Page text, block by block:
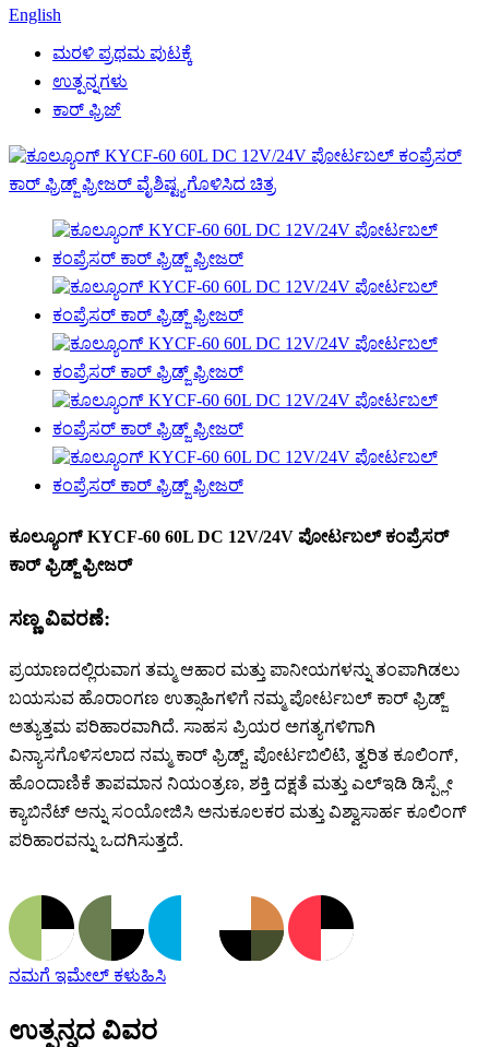
English
ಮರಳಿ ಪ್ರಥಮ ಪುಟಕ್ಕೆ
ಉತ್ಪನ್ನಗಳು
ಕಾರ್ ಫ್ರಿಜ್
ಕೂಲ್ಯೂಂಗ್ KYCF-60 60L DC 12V/24V ಪೋರ್ಟಬಲ್ ಕಂಪ್ರೆಸರ್
ಕಾರ್ ಫ್ರಿಡ್ಜ್ ಫ್ರೀಜರ್
ಸಣ್ಣ ವಿವರಣೆ:
ಪ್ರಯಾಣದಲ್ಲಿರುವಾಗ ತಮ್ಮ ಆಹಾರ ಮತ್ತು ಪಾನೀಯಗಳನ್ನು ತಂಪಾಗಿಡಲು
ಬಯಸುವ ಹೊರಾಂಗಣ ಉತ್ಸಾಹಿಗಳಿಗೆ ನಮ್ಮ ಪೋರ್ಟಬಲ್ ಕಾರ್ ಫ್ರಿಡ್ಜ್
ಅತ್ಯುತ್ತಮ ಪರಿಹಾರವಾಗಿದೆ. ಸಾಹಸ ಪ್ರಿಯರ ಅಗತ್ಯಗಳಿಗಾಗಿ
ವಿನ್ಯಾಸಗೊಳಿಸಲಾದ ನಮ್ಮ ಕಾರ್ ಫ್ರಿಡ್ಜ್, ಪೋರ್ಟಬಿಲಿಟಿ, ತ್ವರಿತ ಕೂಲಿಂಗ್,
ಹೊಂದಾಣಿಕೆ ತಾಪಮಾನ ನಿಯಂತ್ರಣ, ಶಕ್ತಿ ದಕ್ಷತೆ ಮತ್ತು ಎಲ್ಇಡಿ ಡಿಸ್ಪ್ಲೇ
ಕ್ಯಾಬಿನೆಟ್ ಅನ್ನು ಸಂಯೋಜಿಸಿ ಅನುಕೂಲಕರ ಮತ್ತು ವಿಶ್ವಾಸಾರ್ಹ ಕೂಲಿಂಗ್
ಪರಿಹಾರವನ್ನು ಒದಗಿಸುತ್ತದೆ.
ನಮಗೆ ಇಮೇಲ್ ಕಳುಹಿಸಿ
ಉತ್ಪನ್ನದ ವಿವರ